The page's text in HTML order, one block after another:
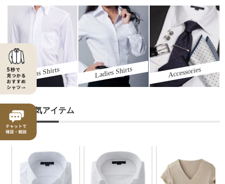
Mens Shirts Ladies Shirts Accessories
ozieの人気アイテム